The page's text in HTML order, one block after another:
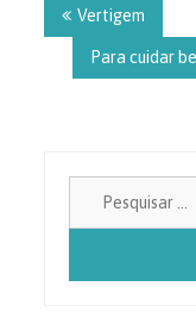
de
Post
Vertigem
Para cuidar